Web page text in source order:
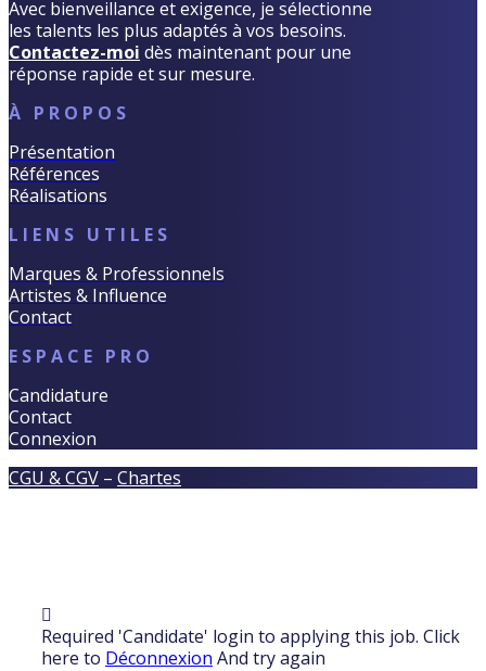
Avec bienveillance et exigence, je sélectionne
les talents les plus adaptés à vos besoins.
Contactez-moi dès maintenant pour une
réponse rapide et sur mesure.
À PROPOS
Présentation
Références
Réalisations
LIENS UTILES
Marques & Professionnels
Artistes & Influence
Contact
ESPACE PRO
Candidature
Contact
Connexion
CGU & CGV – Chartes
Required 'Candidate' login to applying this job. Click
here to Déconnexion And try again